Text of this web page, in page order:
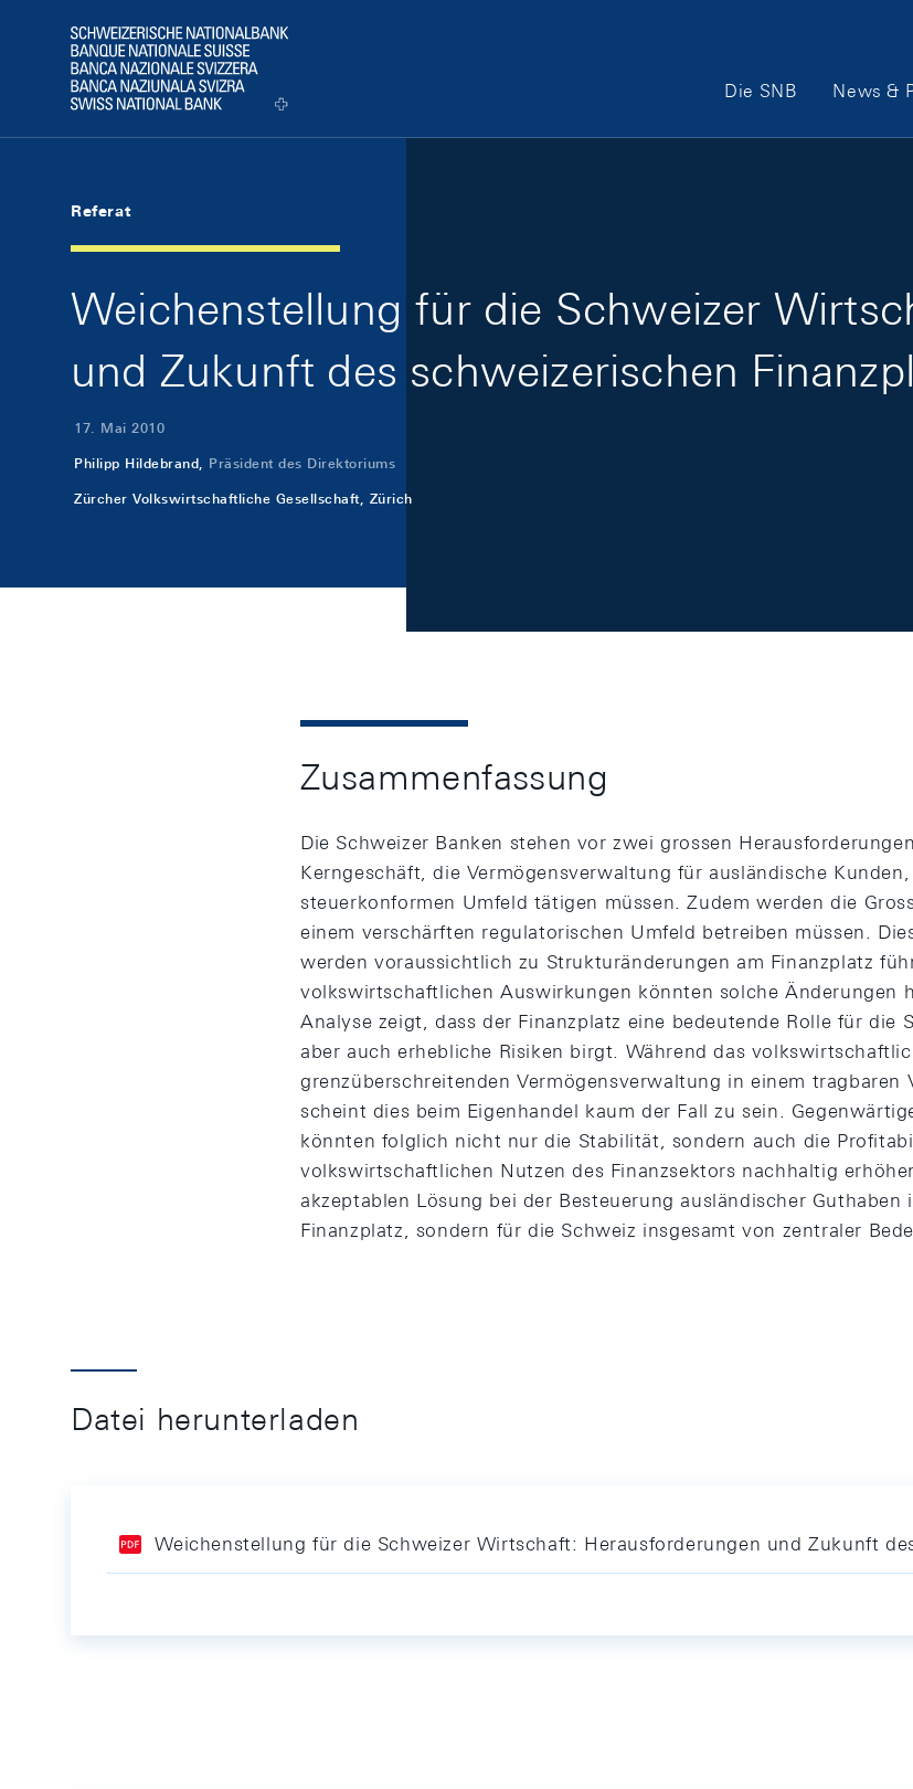
Logo
Hauptnavigation
Die SNB News &
Referat
Weichenstellung für die Schweizer
und Zukunft des schweizerischen
17. Mai 2010
Philipp Hildebrand, Präsident des Direktoriums
Zürcher Volkswirtschaftliche Gesellschaft, Zürich
Zusammenfassung
Die Schweizer Banken stehen vor zwei grossen
Kerngeschäft, die Vermögensverwaltung für ausländische
steuerkonformen Umfeld tätigen müssen. Zudem werden die
einem verschärften regulatorischen Umfeld betreiben müssen.
werden voraussichtlich zu Strukturänderungen am Finanzplatz
volkswirtschaftlichen Auswirkungen könnten solche Änderungen
Analyse zeigt, dass der Finanzplatz eine bedeutende Rolle für die
aber auch erhebliche Risiken birgt. Während das
grenzüberschreitenden Vermögensverwaltung in einem tragbaren
scheint dies beim Eigenhandel kaum der Fall zu sein.
könnten folglich nicht nur die Stabilität, sondern auch die
volkswirtschaftlichen Nutzen des Finanzsektors nachhaltig
akzeptablen Lösung bei der Besteuerung ausländischer
Finanzplatz, sondern für die Schweiz insgesamt von zentraler
Datei herunterladen
Weichenstellung für die Schweizer Wirtschaft: Herausforderungen und Zukunft